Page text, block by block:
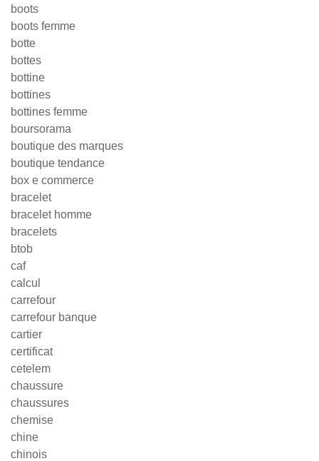
boots
boots femme
botte
bottes
bottine
bottines
bottines femme
boursorama
boutique des marques
boutique tendance
box e commerce
bracelet
bracelet homme
bracelets
btob
caf
calcul
carrefour
carrefour banque
cartier
certificat
cetelem
chaussure
chaussures
chemise
chine
chinois